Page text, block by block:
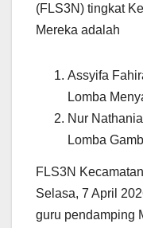
(FLS3N) tingkat
Mereka adalah
Assyifa
Lomba
Nur
Lomba
FLS3N
Selasa, 7 April
guru pendamping